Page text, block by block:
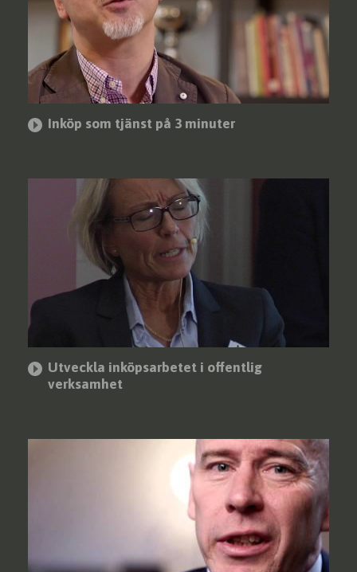
Inköp som tjänst på 3 minuter
Utveckla inköpsarbetet i offentlig
verksamhet